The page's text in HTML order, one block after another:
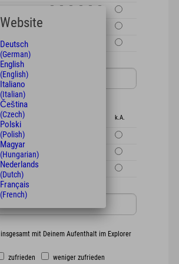
Mitarbeiter
k.A.
Bereichs
Bereichs
Spa
mit Deinem Aufenthalt im Explorer
zufrieden
weniger zufrieden
Website
Deutsch
(German)
English
(English)
Italiano
(Italian)
Čeština
(Czech)
Polski
(Polish)
Magyar
(Hungarian)
Nederlands
(Dutch)
Français
(French)